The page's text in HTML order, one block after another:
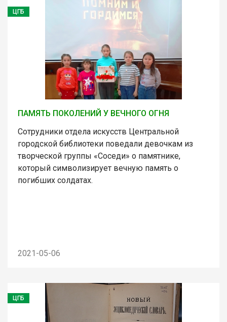
ЦГБ
ПАМЯТЬ ПОКОЛЕНИЙ У ВЕЧНОГО ОГНЯ
Сотрудники отдела искусств Центральной
городской библиотеки поведали девочкам из
творческой группы «Соседи» о памятнике,
который символизирует вечную память о
погибших солдатах.
2021-05-06
ЦГБ